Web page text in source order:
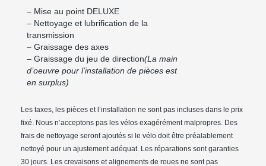
– Mise au point DELUXE
– Nettoyage et lubrification de la
transmission
– Graissage des axes
– Graissage du jeu de direction(La main
d’oeuvre pour l’installation de pièces est
en surplus)
Les taxes, les pièces et l’installation ne sont pas incluses dans le prix
fixé. Nous n’acceptons pas les vélos exagérément malpropres. Des
frais de nettoyage seront ajoutés si le vélo doit être préalablement
nettoyé pour un ajustement adéquat. Les réparations sont garanties
30 jours. Les crevaisons et alignements de roues ne sont pas